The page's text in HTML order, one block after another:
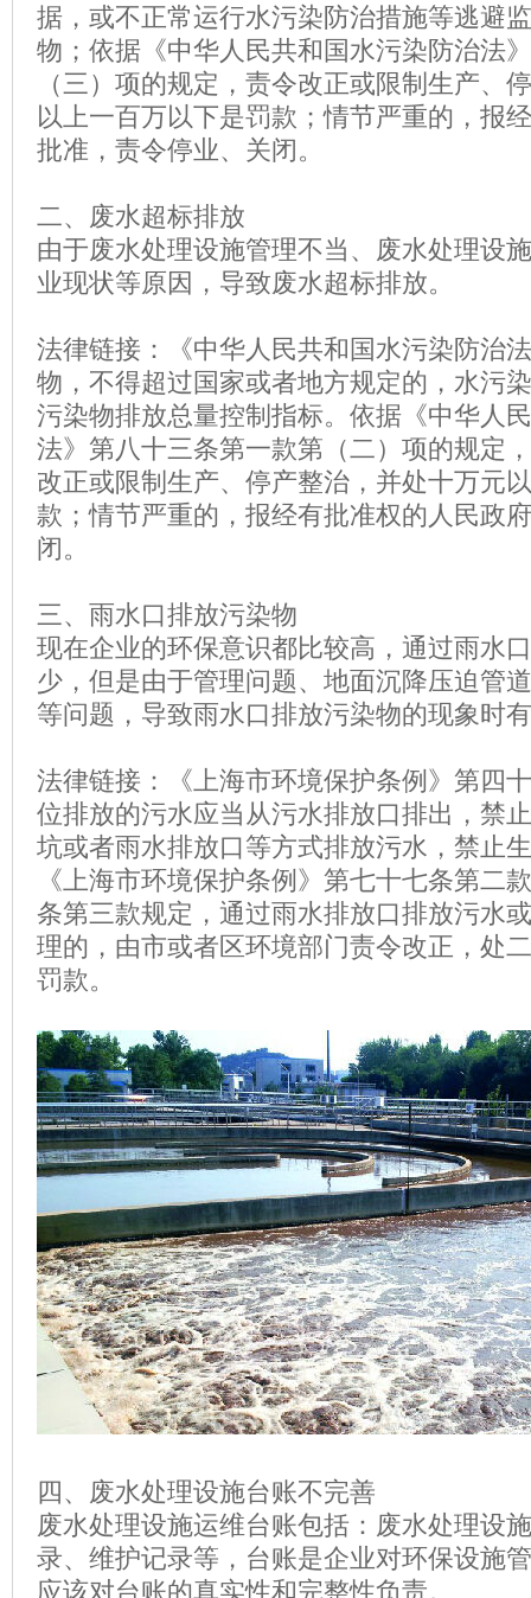
据，或不正常运行水污染防治措施等逃避
物；依据《中华人民共和国水污染防治法
（三）项的规定，责令改正或限制生产、
以上一百万以下是罚款；情节严重的，报
批准，责令停业、关闭。
二、废水超标排放
由于废水处理设施管理不当、废水处理设
业现状等原因，导致废水超标排放。
法律链接：《中华人民共和国水污染防治
物，不得超过国家或者地方规定的，水污
污染物排放总量控制指标。依据《中华人
法》第八十三条第一款第（二）项的规定
改正或限制生产、停产整治，并处十万元
款；情节严重的，报经有批准权的人民政
闭。
三、雨水口排放污染物
现在企业的环保意识都比较高，通过雨水
少，但是由于管理问题、地面沉降压迫管
等问题，导致雨水口排放污染物的现象时
法律链接：《上海市环境保护条例》第四
位排放的污水应当从污水排放口排出，禁
坑或者雨水排放口等方式排放污水，禁止
《上海市环境保护条例》第七十七条第二
条第三款规定，通过雨水排放口排放污水
理的，由市或者区环境部门责令改正，处
罚款。
四、废水处理设施台账不完善
废水处理设施运维台账包括：废水处理设
录、维护记录等，台账是企业对环保设施
应该对台账的真实性和完整性负责。